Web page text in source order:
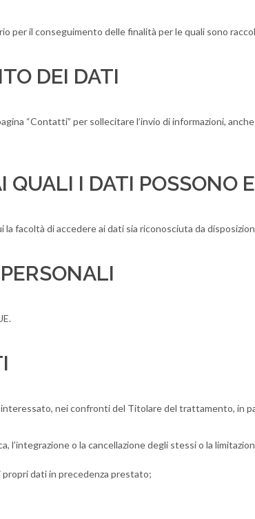
per il conseguimento delle finalità per le quali sono
DEI DATI
“Contatti” per sollecitare l’invio di informazioni,
QUALI I DATI POSSONO
facoltà di accedere ai dati sia riconosciuta da
nei confronti del Titolare del trattamento, in
l’integrazione o la cancellazione degli stessi o la
dati in precedenza prestato;